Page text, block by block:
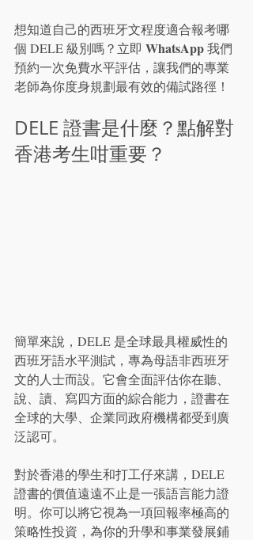
想知道自己的西班牙文程度適合報考哪
個 DELE 級別嗎？立即 WhatsApp 我們
預約一次免費水平評估，讓我們的專業
老師為你度身規劃最有效的備試路徑！
DELE 證書是什麼？點解對
香港考生咁重要？
簡單來說，DELE 是全球最具權威性的
西班牙語水平測試，專為母語非西班牙
文的人士而設。它會全面評估你在聽、
說、讀、寫四方面的綜合能力，證書在
全球的大學、企業同政府機構都受到廣
泛認可。
對於香港的學生和打工仔來講，DELE
證書的價值遠遠不止是一張語言能力證
明。你可以將它視為一項回報率極高的
策略性投資，為你的升學和事業發展鋪